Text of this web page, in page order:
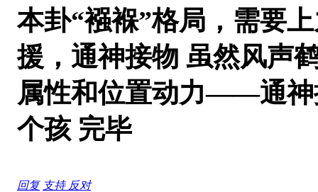
本卦“襁褓”格局，需要
援，通神接物 虽然风声
属性和位置动力——通神
个孩 完毕
回复 支持 反对